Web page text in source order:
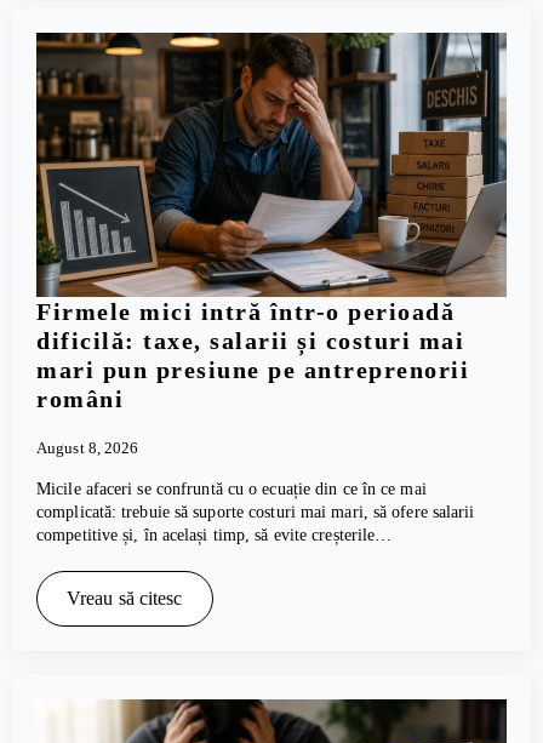
Firmele mici intră într-o perioadă
dificilă: taxe, salarii și costuri mai
mari pun presiune pe antreprenorii
români
August 8, 2026
Micile afaceri se confruntă cu o ecuație din ce în ce mai
complicată: trebuie să suporte costuri mai mari, să ofere salarii
competitive și, în același timp, să evite creșterile…
Vreau să citesc